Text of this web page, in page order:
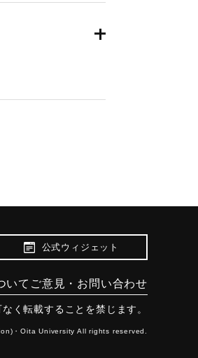
公式ウィジェット
いて ご意見・お問い合わせ
く転載することを禁じます。
・Oita University All rights reserved.